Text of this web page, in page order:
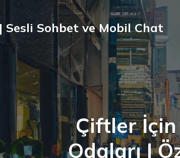
Sesli Sohbet ve Mobil Chat
Çiftler
Odaları |